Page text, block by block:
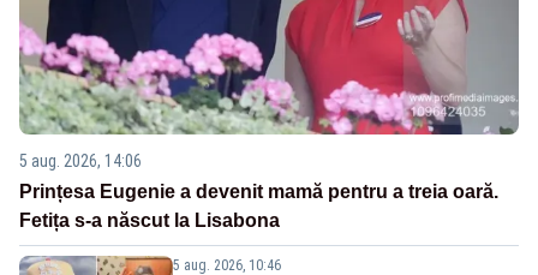
5 aug. 2026, 14:06
Prințesa Eugenie a devenit mamă pentru a treia oară.
Fetița s-a născut la Lisabona
5 aug. 2026, 10:46